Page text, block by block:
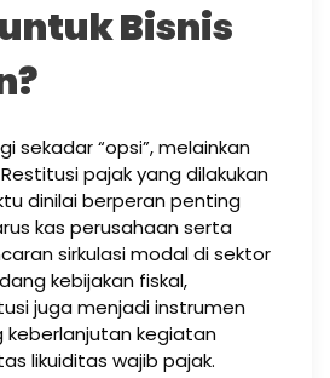
Bisnis
sekadar “opsi”, melainkan
pajak yang dilakukan
dinilai berperan penting
kas perusahaan serta
sirkulasi modal di sektor
kebijakan fiskal,
juga menjadi instrumen
keberlanjutan kegiatan
likuiditas wajib pajak.